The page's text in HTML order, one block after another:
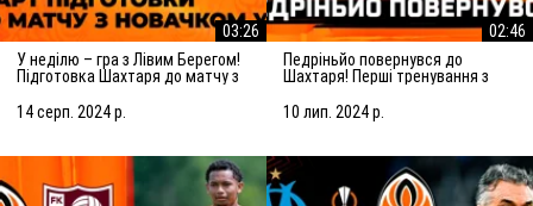
03:26
У неділю – гра з Лівим Берегом!
Підготовка Шахтаря до матчу з
14 серп. 2024 р.
02:46
Педріньйо повернувся до
Шахтаря! Перші тренування з
10 лип. 2024 р.